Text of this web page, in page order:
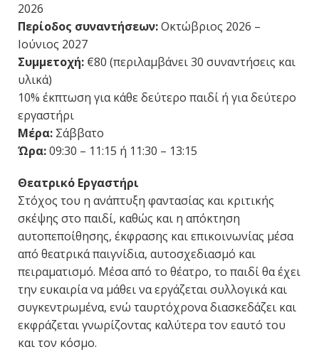
2026
Περίοδος συναντήσεων:Οκτώβριος 2026 –
Ιούνιος 2027
Συμμετοχή: €80 (περιλαμβάνει 30 συναντήσεις και
υλικά)
10% έκπτωση για κάθε δεύτερο παιδί ή για δεύτερο
εργαστήρι
Μέρα: Σάββατο
Ώρα:09:30 – 11:15 ή 11:30 – 13:15
Θεατρικό Εργαστήρι
Στόχος του η ανάπτυξη φαντασίας και κριτικής
σκέψης στο παιδί, καθώς και η απόκτηση
αυτοπεποίθησης, έκφρασης και επικοινωνίας μέσα
από θεατρικά παιγνίδια, αυτοσχεδιασμό και
πειραματισμό. Μέσα από το θέατρο, το παιδί θα έχει
την ευκαιρία να μάθει να εργάζεται συλλογικά και
συγκεντρωμένα, ενώ ταυρτόχρονα διασκεδάζει και
εκφράζεται γνωρίζοντας καλύτερα τον εαυτό του
και τον κόσμο.